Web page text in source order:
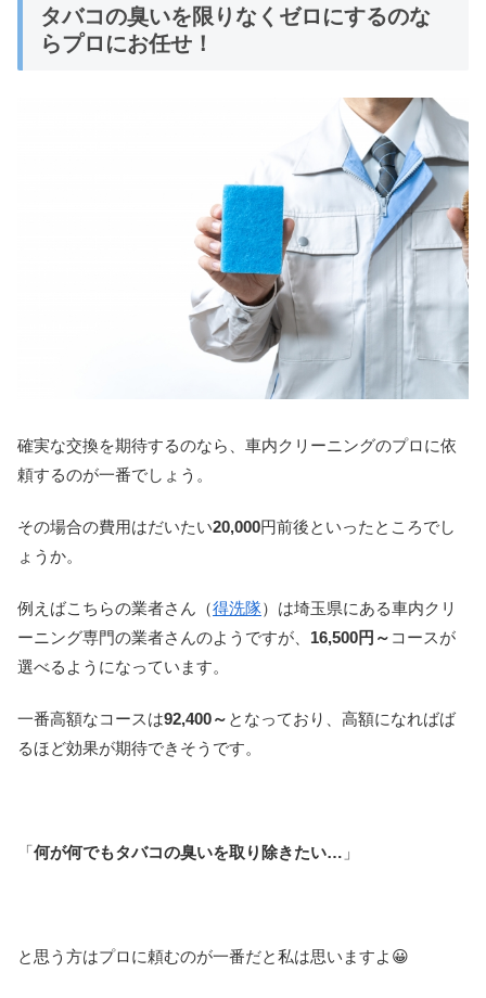
タバコの臭いを限りなくゼロにするのな
らプロにお任せ！
確実な交換を期待するのなら、車内クリーニングのプロに依
頼するのが一番でしょう。
その場合の費用はだいたい20,000円前後といったところでし
ょうか。
例えばこちらの業者さん（得洗隊）は埼玉県にある車内クリ
ーニング専門の業者さんのようですが、 16,500円～ コースが
選べるようになっています。
一番高額なコースは92,400～ となっており、高額になればば
るほど効果が期待できそうです。
「何が何でもタバコの臭いを取り除きたい… 」
と思う方はプロに頼むのが一番だと私は思いますよ😀